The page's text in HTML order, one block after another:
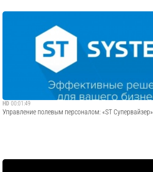
HD 00:01:49
Управление полевым персоналом: «ST Супервайзер»